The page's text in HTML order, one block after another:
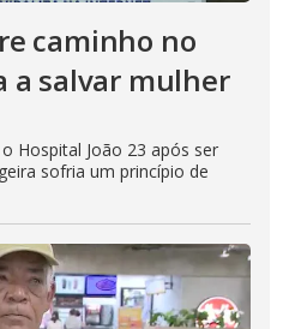
caminho no
a salvar mulher
Hospital João 23 após ser
sofria um princípio de